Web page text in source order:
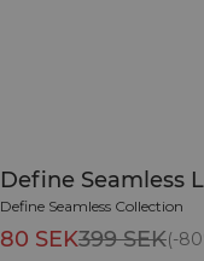
Define Seamless
Define Seamless Collection
80 SEK399 SEK(-